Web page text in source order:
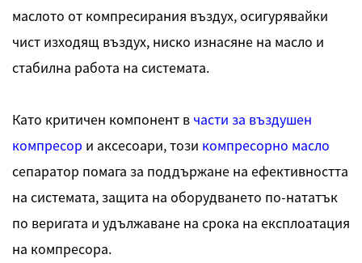
маслото от компресирания въздух, осигурявайки
чист изходящ въздух, ниско изнасяне на масло и
стабилна работа на системата.
Като критичен компонент в части за въздушен
компресор и аксесоари, този компресорно масло
сепаратор помага за поддържане на ефективността
на системата, защита на оборудването по-нататък
по веригата и удължаване на срока на експлоатация
на компресора.